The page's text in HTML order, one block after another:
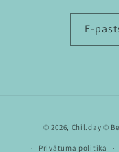
E-
© 2026, Chil.day ©
Privātuma politika